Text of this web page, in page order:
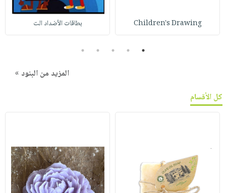
Children's Drawing بطاقات الأضداد الت
1
2
3
4
5
المزيد من البنود »
كل الأقسام